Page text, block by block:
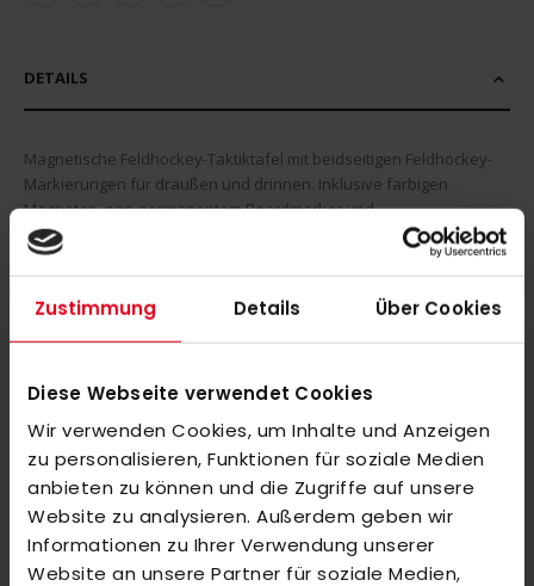
Zustimmung Details Über Cookies
Diese Webseite verwendet Cookies
Wir verwenden Cookies, um Inhalte und Anzeigen
zu personalisieren, Funktionen für soziale Medien
anbieten zu können und die Zugriffe auf unsere
Website zu analysieren. Außerdem geben wir
Informationen zu Ihrer Verwendung unserer
Website an unsere Partner für soziale Medien,
DETAILS
Magnetische Feldhockey-Taktiktafel mit beidseitigen Feldhockey-
Markierungen für draußen und drinnen. Inklusive farbigen
Magneten, non-permanentem Boardmarker und
Reinigungsschwamm.
MEHR INFORMATIONEN
BEWERTUNGEN
ÄHNLICHE PRODUKTE
Markieren Sie die Artikel, um Sie dem Warenkorb hinzuzufügen
oderAlle auswählen
OBO SLIPPA ROBO+ peron blue
39,00 €